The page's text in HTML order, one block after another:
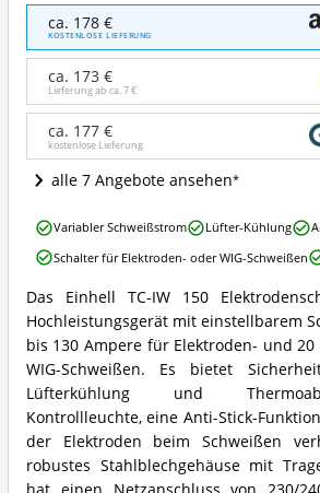
TC-
IW
150
Angebote:
Wo
dieses
Elektroden-
Schweißgerät
ca. 178 €
KOSTENLOSE LIEFERUNG
ca. 173 €
Lieferung ab ca.7 €
ca. 177 €
kostenlose Lieferung
alle 7 Angebote ansehen
Einhell
TC-
IW
150
Zusammenfassung:
Was
bietet
dieses
Elektroden-
Schweißgerät?
Das Einhell TC-IW 150
Hochleistungsgerät mit einstellbarem
bis 130 Ampere für Elektroden- und
WIG-Schweißen. Es bietet
Lüfterkühlung und
Kontrollleuchte, eine Anti-Stick-
der Elektroden beim Schweißen
robustes Stahlblechgehäuse mit
Einhell
TC-
IW
Vorteile:
Was
spricht
für
dieses
Elektroden-
Schweißgerät?
Variabler Schweißstrom Lüfter-Kühlung
Schalter für Elektroden- oder WIG-Schweißen